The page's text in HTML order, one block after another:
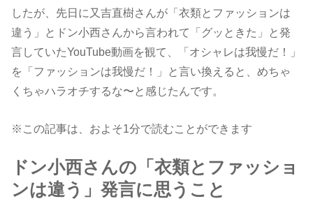
したが、先日に又吉直樹さんが「衣類とファッションは
違う」とドン小西さんから言われて「グッときた」と発
言していたYouTube動画を観て、「オシャレは我慢だ！」
を「ファッションは我慢だ！」と言い換えると、めちゃ
くちゃハラオチするな〜と感じたんです。
※この記事は、およそ1分で読むことができます
ドン小西さんの「衣類とファッショ
ンは違う」発言に思うこと